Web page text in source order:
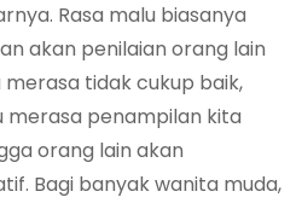
Rasa malu biasanya
akan penilaian orang lain
merasa tidak cukup baik,
merasa penampilan kita
orang lain akan
Bagi banyak wanita muda,